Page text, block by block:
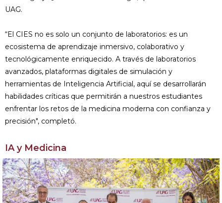
UAG.
“El CIES no es solo un conjunto de laboratorios: es un
ecosistema de aprendizaje inmersivo, colaborativo y
tecnológicamente enriquecido. A través de laboratorios
avanzados, plataformas digitales de simulación y
herramientas de Inteligencia Artificial, aquí se desarrollarán
habilidades críticas que permitirán a nuestros estudiantes
enfrentar los retos de la medicina moderna con confianza y
precisión", completó.
IA y Medicina